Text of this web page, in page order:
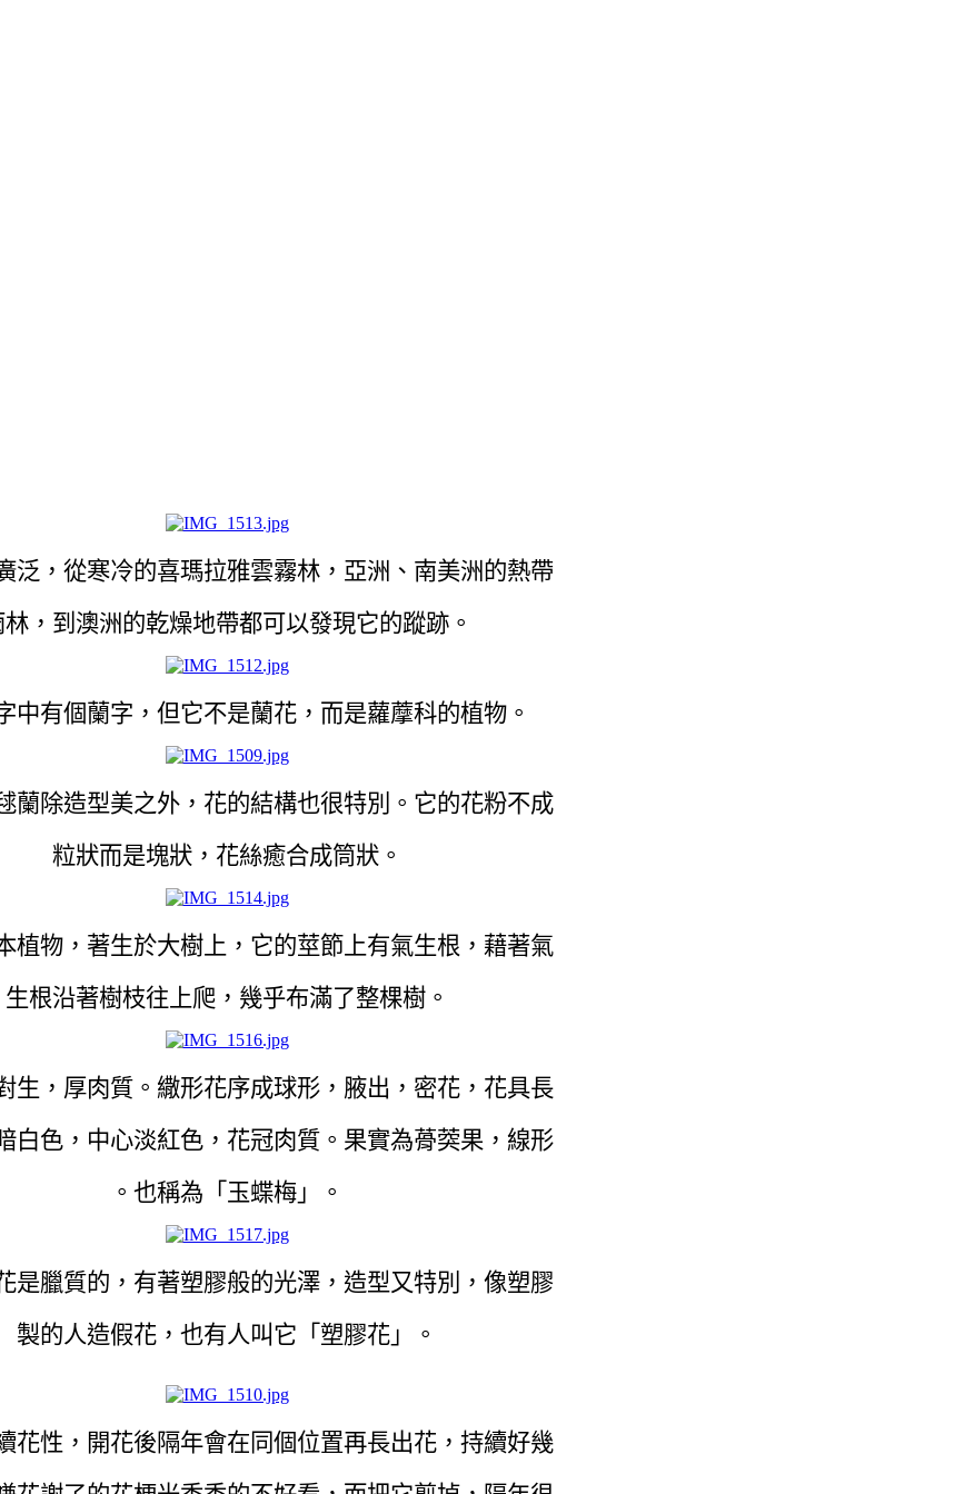
泛，從寒冷的喜瑪拉雅雲霧林，亞洲、南美洲的熱帶
林，到澳洲的乾燥地帶都可以發現它的蹤跡。
中有個蘭字，但它不是蘭花，而是蘿藦科的植物。
蘭除造型美之外，花的結構也很特別。它的花粉不成
粒狀而是塊狀，花絲癒合成筒狀。
植物，著生於大樹上，它的莖節上有氣生根，藉著氣
生根沿著樹枝往上爬，幾乎布滿了整棵樹。
生，厚肉質。繖形花序成球形，腋出，密花，花具長
白色，中心淡紅色，花冠肉質。果實為蓇葖果，線形
。也稱為「玉蝶梅」。
是臘質的，有著塑膠般的光澤，造型又特別，像塑膠
製的人造假花，也有人叫它「塑膠花」。
花性，開花後隔年會在同個位置再長出花，持續好幾